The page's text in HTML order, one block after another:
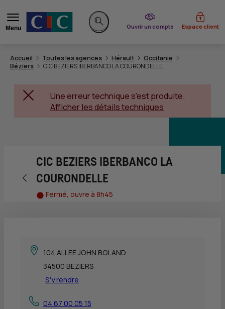
Menu
Rechercher sur le site
Ouvrir un compte
du CIC Espace client
Accueil Toutes les agences Hérault
Occitanie
Béziers
CIC BEZIERS IBERBANCO LA COURONDELLE
Une erreur technique s'est produite.
Afficher les détails techniques
Retour vers la page précédente
CIC BEZIERS IBERBANCO LA
COURONDELLE
Fermé, ouvre à 8h45
104 ALLEE JOHN BOLAND
34500 BEZIERS
S'y rendre
04 67 00 05 15